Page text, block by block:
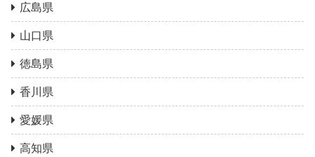
広島県
山口県
徳島県
香川県
愛媛県
高知県